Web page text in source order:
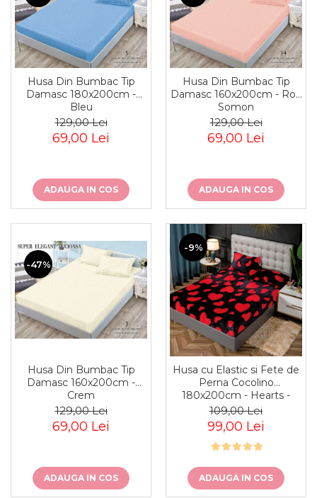
Husa Din Bumbac Tip
Damasc 180x200cm -
Bleu
129,00 Lei
69,00 Lei
ADAUGA IN COS
Husa Din Bumbac Tip
Damasc 160x200cm - Roz
Somon
129,00 Lei
69,00 Lei
ADAUGA IN COS
-47%
Husa Din Bumbac Tip
Damasc 160x200cm -
Crem
129,00 Lei
69,00 Lei
ADAUGA IN COS
-9%
Husa cu Elastic si Fete de
Perna Cocolino
180x200cm - Hearts -
Negru Cu Inimioare Rosii
109,00 Lei
99,00 Lei
ADAUGA IN COS